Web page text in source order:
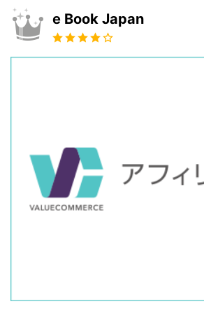
e Book Japan